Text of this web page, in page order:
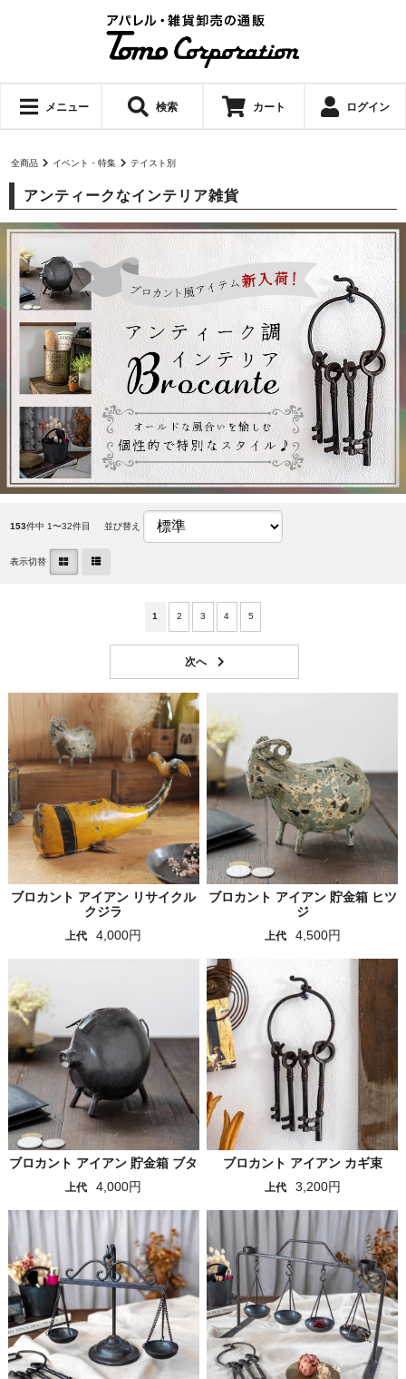
メニュー 検索 カート ログイン
全商品 イベント・特集 テイスト別
アンティークなインテリア雑貨
153件中 1〜32件目 並び替え
表示切替
1 2 3 4 5
ブロカント アイアン リサイクル
クジラ
上代 4,000円
ブロカント アイアン 貯金箱 ヒツ
ジ
上代 4,500円
ブロカント アイアン 貯金箱 ブタ
上代 4,000円
ブロカント アイアン カギ束
上代 3,200円